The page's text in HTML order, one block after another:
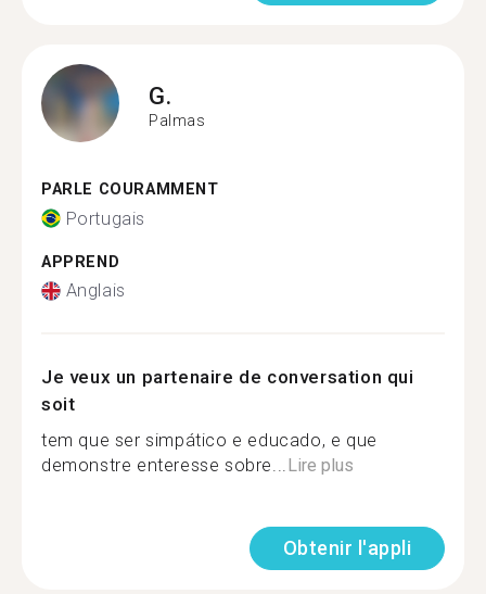
G.
Palmas
PARLE COURAMMENT
Portugais
APPREND
Anglais
Je veux un partenaire de conversation qui
soit
tem que ser simpático e educado, e que
demonstre enteresse sobre...Lire plus
Obtenir l'appli